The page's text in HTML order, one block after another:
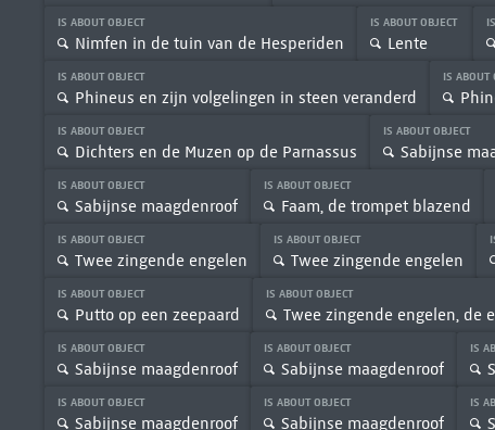
IS ABOUT OBJECT
Nimfen in de tuin van de Hesperiden
IS ABOUT OBJECT
Lente
IS ABOUT OBJECT
Phineus en zijn volgelingen in steen veranderd
IS ABOUT
IS ABOUT OBJECT
Dichters en de Muzen op de Parnassus
IS ABOUT OBJECT
Sabijnse
IS ABOUT OBJECT
Sabijnse maagdenroof
IS ABOUT OBJECT
Faam, de trompet blazend
IS ABOUT OBJECT
Twee zingende engelen
IS ABOUT OBJECT
Twee zingende engelen
IS ABOUT OBJECT
Putto op een zeepaard
IS ABOUT OBJECT
Twee zingende engelen, de
IS ABOUT OBJECT
Sabijnse maagdenroof
IS ABOUT OBJECT
Sabijnse maagdenroof
IS
IS ABOUT OBJECT
Sabijnse maagdenroof
IS ABOUT OBJECT
Sabijnse maagdenroof
IS